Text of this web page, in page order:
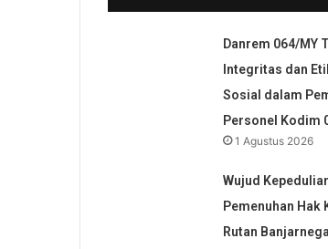
Danrem 064/MY
Integritas dan
Sosial dalam
Personel Kodim
1 Agustus 2026
Wujud
Pemenuhan Hak
Rutan